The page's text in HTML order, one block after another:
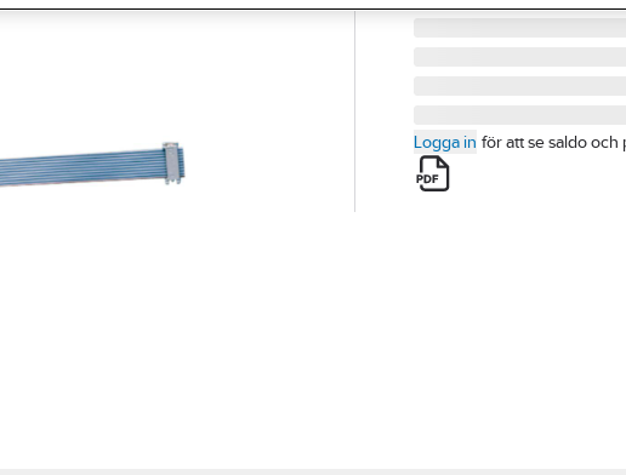
Logga in för att se saldo och